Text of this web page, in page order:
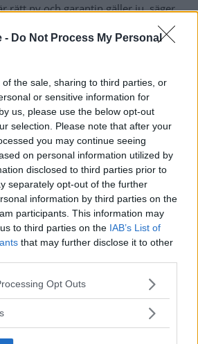
- Do Not Process My Personal
the sale, sharing to third parties, or
or sensitive information for
us, please use the below opt-out
selection. Please note that after your
you may continue seeing
on personal information utilized by
disclosed to third parties prior to
separately opt-out of the further
information by third parties on the
participants. This information may
to third parties on the IAB’s List of
that may further disclose it to other
app uses one or more Google
or usage behaviour. You may click to
specified purposes in below Google
Opt Outs
rätt ny och garantin gäller ju, säger
med DSG-lådorna är välkända
är inte bara bilar i Sverige som
även i andra länder.
drivningen för att den får en
temperaturen är för hög. Det är
återkallas och åtgärdas gratis.
informationschef för Volkswagen
växelstyrdonet ska göras för att
öppnar kopplingen mellan motor